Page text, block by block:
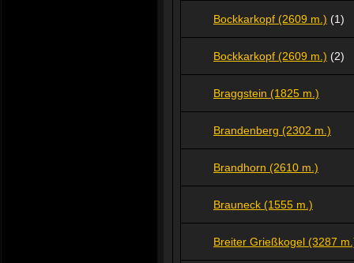
Bockkarkopf (2609 m.) (1)
Bockkarkopf (2609 m.) (2)
Braggstein (1825 m.)
Brandenberg (2302 m.)
Brandhorn (2610 m.)
Brauneck (1555 m.)
Breiter Grießkogel (3287